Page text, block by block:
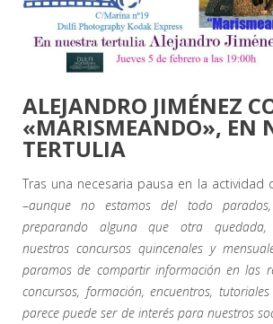
ALEJANDRO JIMÉNEZ
«MARISMEANDO», EN
TERTULIA
Tras una necesaria pausa en la actividad
–aunque no estamos del todo
preparando alguna que otra quedada,
nuestros concursos quincenales y
paramos de compartir información en las
concursos, formación, encuentros,
parece puede ser de interés para nuestros